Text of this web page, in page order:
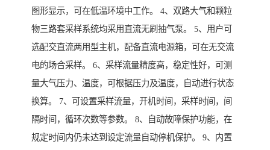
图形显示，可在低温环境中工作。 4、双路大气和颗粒
物三路套采样系统均采用直流无刷抽气泵。 5、用户可
选配交直流两用型主机，配备直流电源箱，可在无交流
电的场合采样。 6、采样流量精度高，稳定性好，可测
量大气压力、温度，可根据压力及温度，自动进行状态
换算。 7、可设置采样流量，开机时间，采样时间，间
隔时间，循环次数等参数。 8、自动故障保护功能，在
规定时间内仍未达到设定流量自动停机保护。 9、内置